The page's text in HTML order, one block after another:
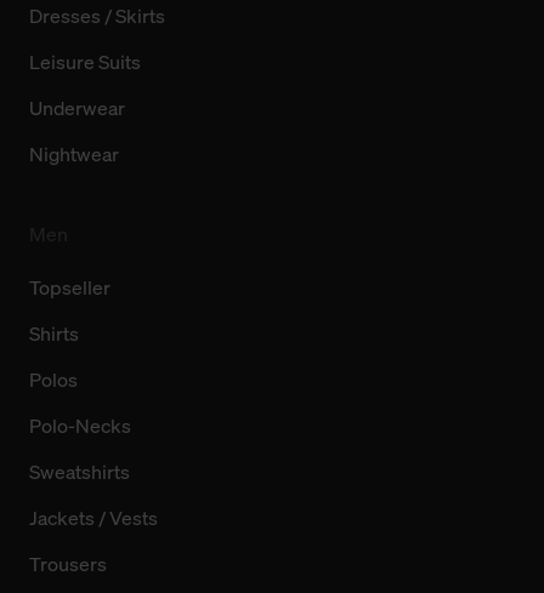
Dresses / Skirts
Leisure Suits
Underwear
Nightwear
Topseller
Shirts
Polos
Polo-Necks
Sweatshirts
Jackets / Vests
Trousers